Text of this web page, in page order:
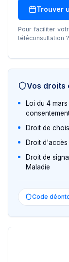
Trouver
Pour faciliter
téléconsultation ?
Vos droits
Loi du 4
Droit de
Droit
Droit de
Maladie
Code